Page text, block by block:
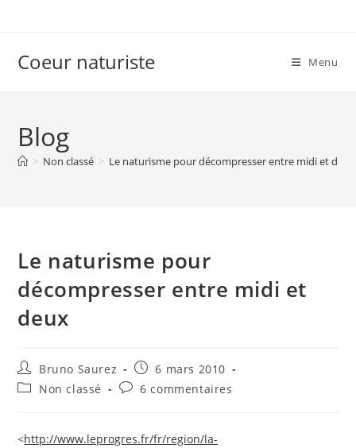
Coeur naturiste Menu
Blog
> Non classé > Le naturisme pour décompresser entre midi et deux
Le naturisme pour
décompresser entre midi et
deux
Auteur/autrice
de
la
Bruno Saurez
Publication
publiée :
6 mars 2010
PostNon classé
Commentaires
publication :
6 commentaires
<http://www.leprogres.fr/fr/region/la-